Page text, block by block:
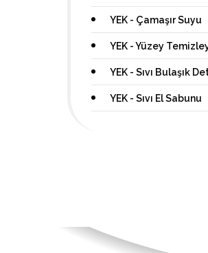
YEK - Çamaşır Suyu
YEK - Yüzey
YEK - Sıvı Bulaşık
YEK - Sıvı El Sabunu